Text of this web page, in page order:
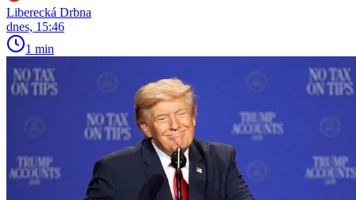
Liberecká Drbna
dnes, 15:46
1 min